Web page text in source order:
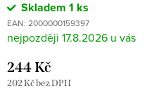
Skladem 1 ks
EAN: 2000000159397
17.8.2026
244 Kč
202 Kč bez DPH